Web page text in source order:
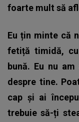
foarte mult să
Eu țin minte că
fetiță timidă,
bună. Eu nu
despre tine.
cap și ai
trebuie să-ți